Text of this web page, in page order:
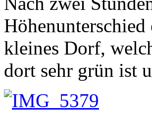
kleines Dorf,
dort sehr grün ist